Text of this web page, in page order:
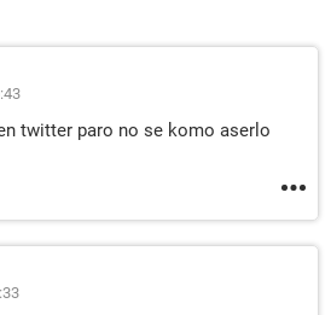
twitter paro no se komo aserlo